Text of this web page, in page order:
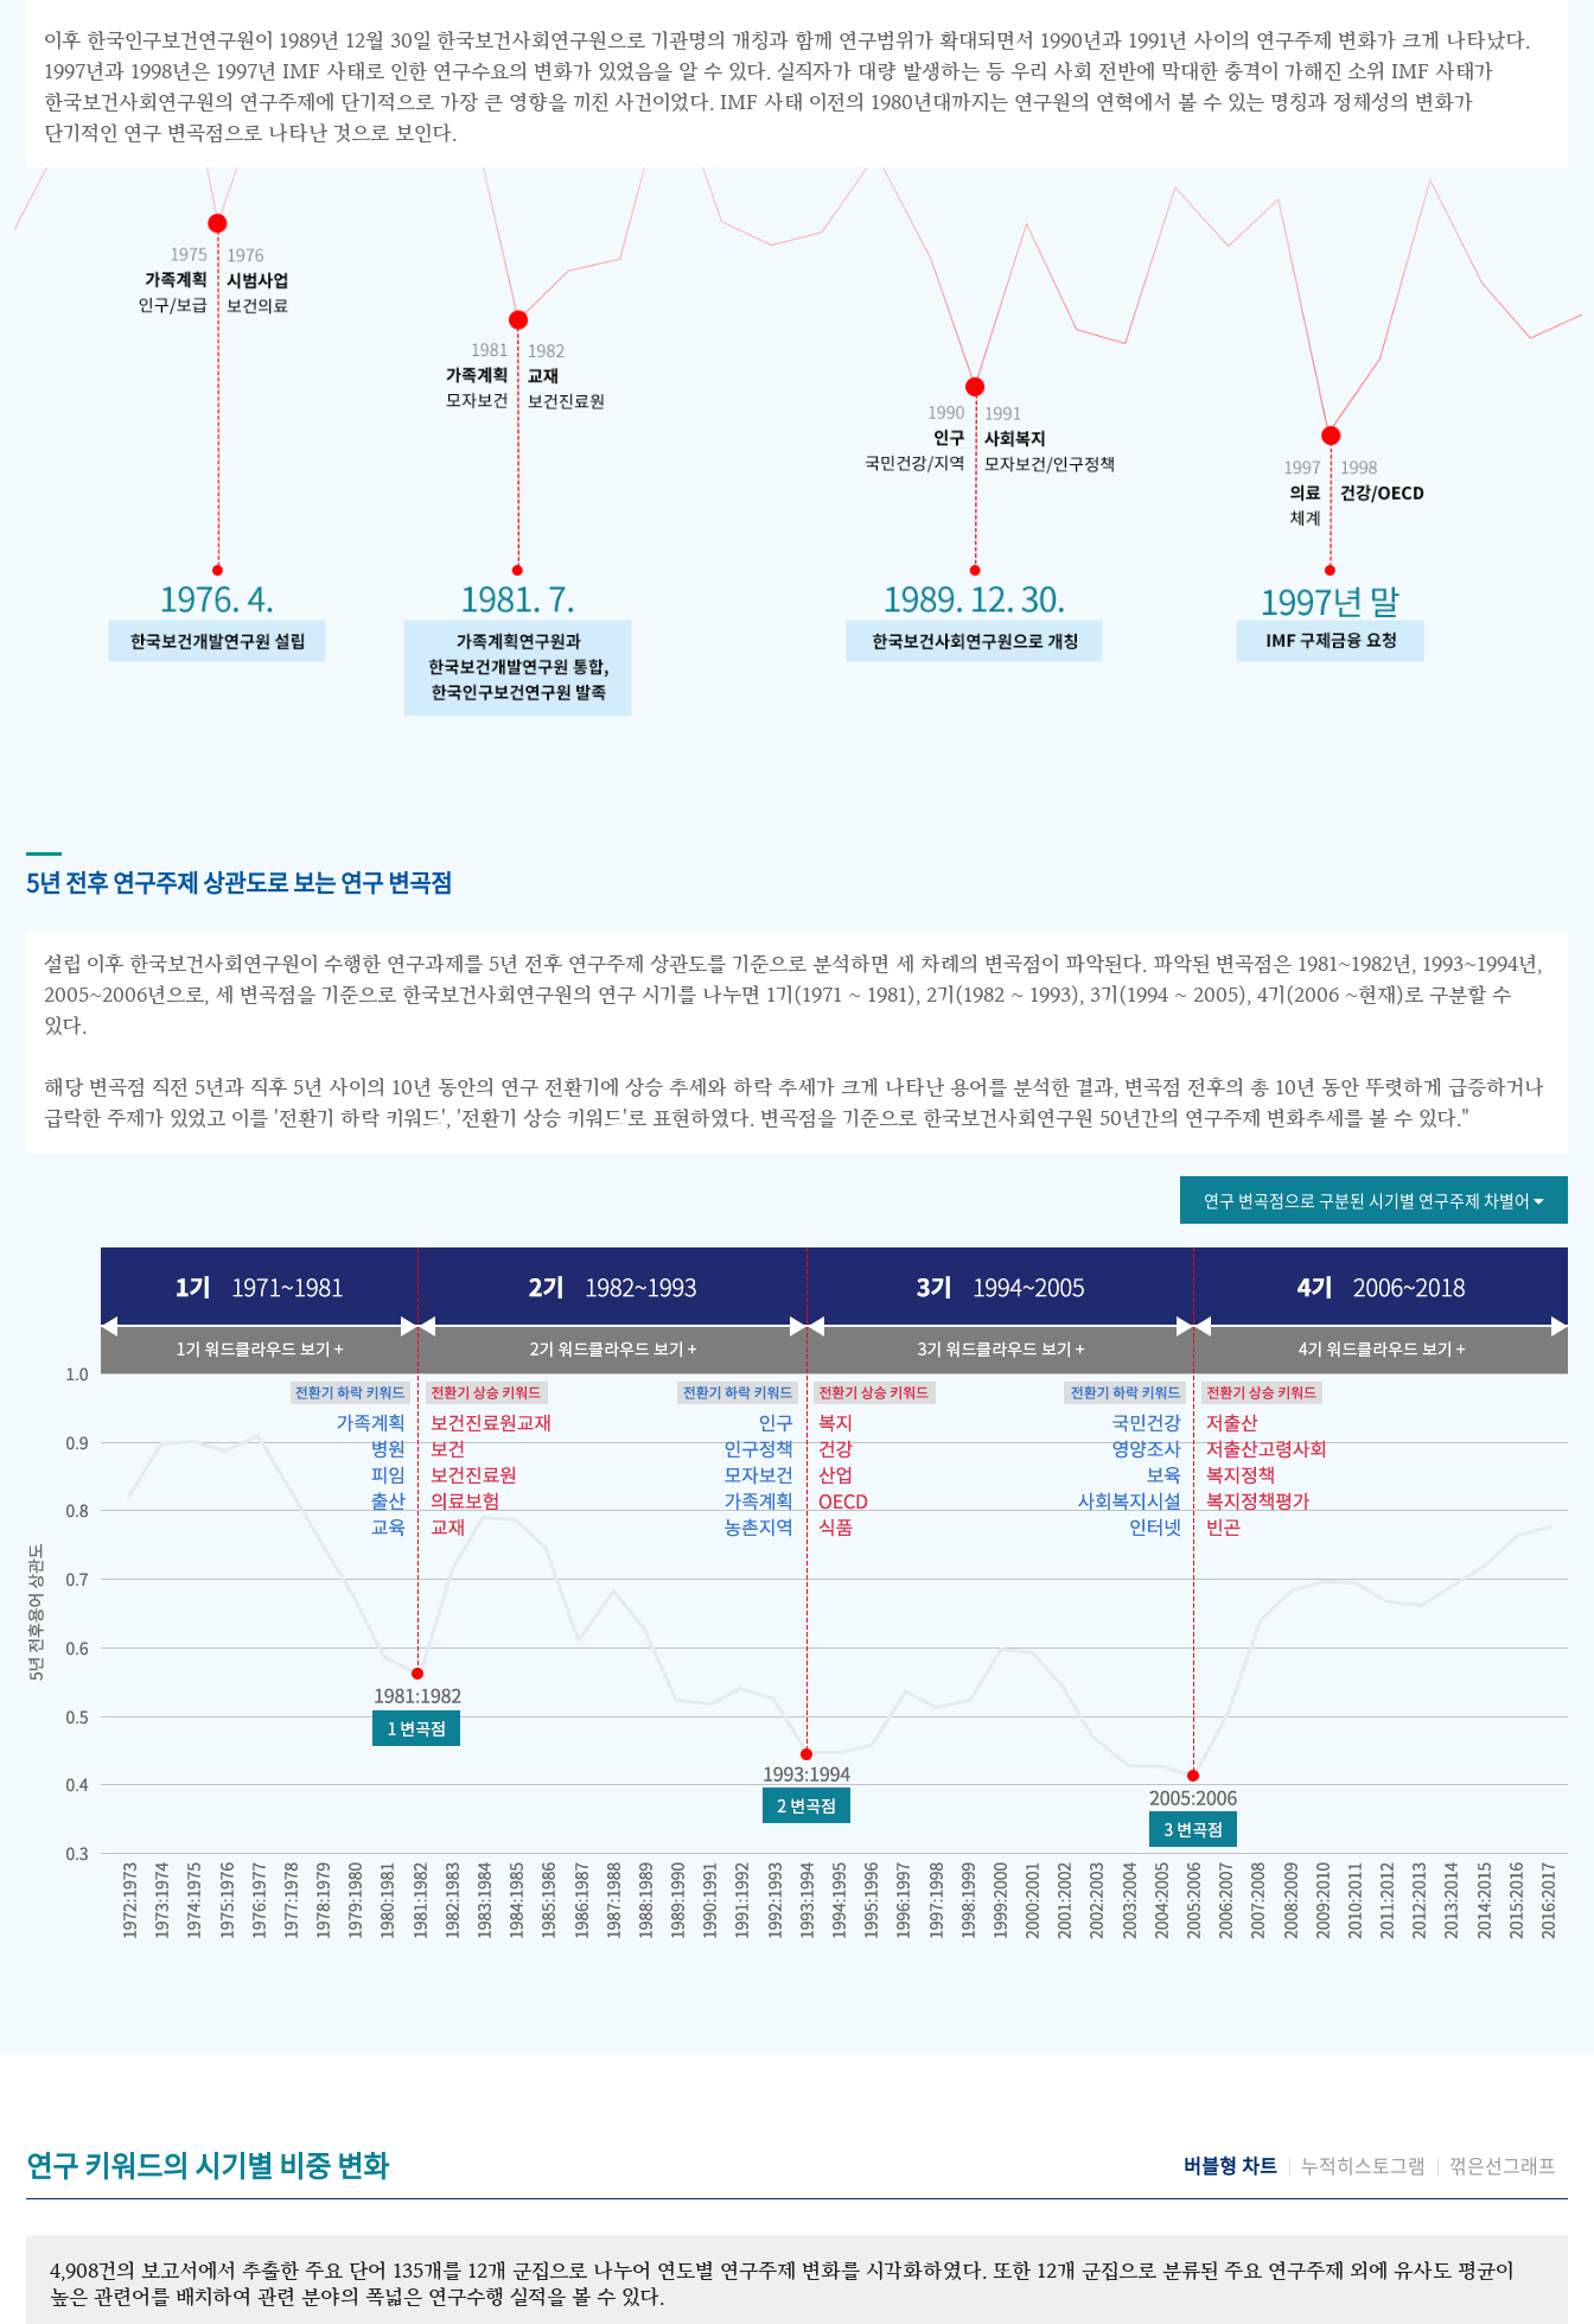
이후 한국인구보건연구원이 1989년 12월 30일 한국보건사회연구원으로 기관명의 개칭과 함께 연구범위가 확대되면서 1990년과 1991년 사이의 연구주제 변화가 크게 나타났다.
1997년과 1998년은 1997년 IMF 사태로 인한 연구수요의 변화가 있었음을 알 수 있다. 실직자가 대량 발생하는 등 우리 사회 전반에 막대한 충격이 가해진 소위 IMF 사태가
한국보건사회연구원의 연구주제에 단기적으로 가장 큰 영향을 끼친 사건이었다. IMF 사태 이전의 1980년대까지는 연구원의 연혁에서 볼 수 있는 명칭과 정체성의 변화가
단기적인 연구 변곡점으로 나타난 것으로 보인다.
5년 전후 연구주제 상관도로 보는 연구 변곡점
설립 이후 한국보건사회연구원이 수행한 연구과제를 5년 전후 연구주제 상관도를 기준으로 분석하면 세 차례의 변곡점이 파악된다. 파악된 변곡점은 1981~1982년, 1993~1994년,
2005~2006년으로, 세 변곡점을 기준으로 한국보건사회연구원의 연구 시기를 나누면 1기(1971 ~ 1981), 2기(1982 ~ 1993), 3기(1994 ~ 2005), 4기(2006 ~현재)로 구분할 수
있다.
해당 변곡점 직전 5년과 직후 5년 사이의 10년 동안의 연구 전환기에 상승 추세와 하락 추세가 크게 나타난 용어를 분석한 결과, 변곡점 전후의 총 10년 동안 뚜렷하게 급증하거나
급락한 주제가 있었고 이를 '전환기 하락 키워드', '전환기 상승 키워드'로 표현하였다. 변곡점을 기준으로 한국보건사회연구원 50년간의 연구주제 변화추세를 볼 수 있다."
연구 변곡점으로 구분된 시기별 연구주제 차별어
연구 키워드의 시기별 비중 변화 버블형 차트 누적히스토그램 꺾은선그래프
4,908건의 보고서에서 추출한 주요 단어 135개를 12개 군집으로 나누어 연도별 연구주제 변화를 시각화하였다. 또한 12개 군집으로 분류된 주요 연구주제 외에 유사도 평균이
높은 관련어를 배치하여 관련 분야의 폭넓은 연구수행 실적을 볼 수 있다.